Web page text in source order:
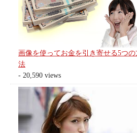
画像を使ってお金を引き寄せる5つの
法
- 20,590 views